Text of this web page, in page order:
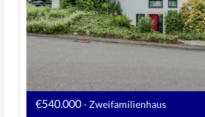
€540.000- Zweifamilienhaus